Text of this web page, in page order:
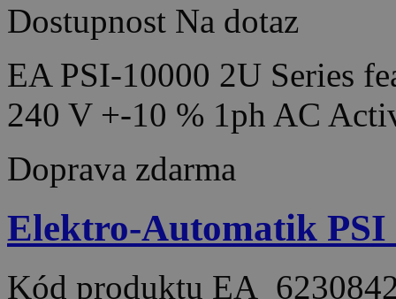
Dostupnost Na dotaz
EA PSI-10000 2U Series
240 V +-10 % 1ph AC
Doprava zdarma
Elektro-Automatik PSI
Kód produktu